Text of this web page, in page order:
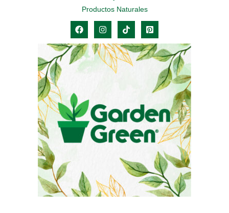
Productos Naturales